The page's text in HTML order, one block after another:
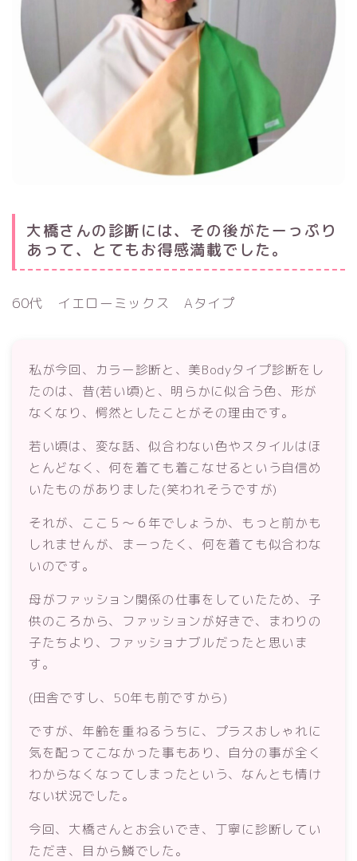
大橋さんの診断には、その後がたーっぷり
あって、とてもお得感満載でした。
60代 イエローミックス Aタイプ
私が今回、カラー診断と、美Bodyタイプ診断をし
たのは、昔(若い頃)と、明らかに似合う色、形が
なくなり、愕然としたことがその理由です。
若い頃は、変な話、似合わない色やスタイルはほ
とんどなく、何を着ても着こなせるという自信め
いたものがありました(笑われそうですが)
それが、ここ５～６年でしょうか、もっと前かも
しれませんが、まーったく、何を着ても似合わな
いのです。
母がファッション関係の仕事をしていたため、子
供のころから、ファッションが好きで、まわりの
子たちより、ファッショナブルだったと思いま
す。
(田舎ですし、50年も前ですから)
ですが、年齢を重ねるうちに、プラスおしゃれに
気を配ってこなかった事もあり、自分の事が全く
わからなくなってしまったという、なんとも情け
ない状況でした。
今回、大橋さんとお会いでき、丁寧に診断してい
ただき、目から鱗でした。